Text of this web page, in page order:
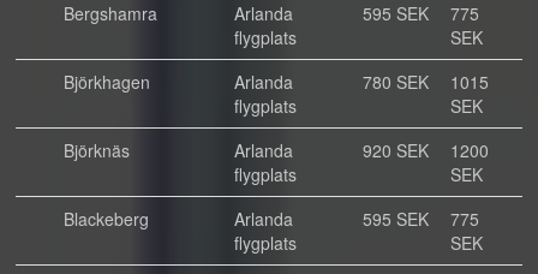
Bergshamra
Arlanda
flygplats
595 SEK
775
SEK
Björkhagen
Arlanda
flygplats
780 SEK
1015
SEK
Björknäs
Arlanda
flygplats
920 SEK
1200
SEK
Blackeberg
Arlanda
flygplats
595 SEK
775
SEK